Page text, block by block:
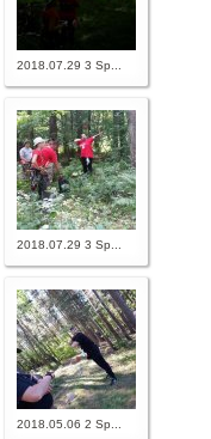
2018.07.29 3 Sp...
2018.07.29 3 Sp...
2018.05.06 2 Sp...